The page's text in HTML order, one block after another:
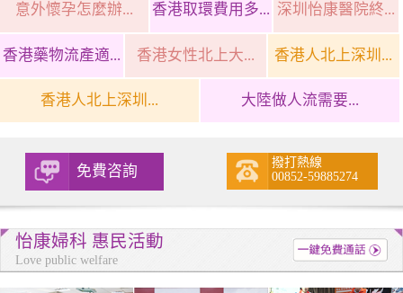
意外懷孕怎麼辦... 香港取環費用多... 深圳怡康醫院終...
香港藥物流產適... 香港女性北上大... 香港人北上深圳...
香港人北上深圳... 大陸做人流需要...
免費咨詢
撥打熱線
00852-59885274
怡康婦科 惠民活動
Love public welfare